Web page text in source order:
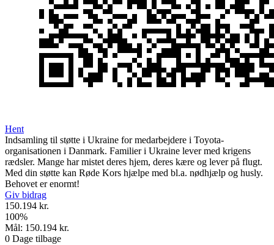
Hent
Indsamling til støtte i Ukraine for medarbejdere i Toyota-
organisationen i Danmark. Familier i Ukraine lever med krigens
rædsler. Mange har mistet deres hjem, deres kære og lever på flugt.
Med din støtte kan Røde Kors hjælpe med bl.a. nødhjælp og husly.
Behovet er enormt!
Giv bidrag
150.194 kr.
100%
Mål: 150.194 kr.
0 Dage tilbage